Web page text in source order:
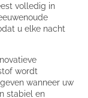
volledig in
u elke nacht
wordt
wanneer uw
stabiel en